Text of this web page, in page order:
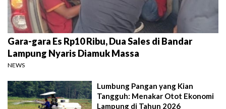
Gara-gara Es Rp10 Ribu, Dua Sales di Bandar
Lampung Nyaris Diamuk Massa
NEWS
Lumbung Pangan yang Kian
Tangguh: Menakar Otot Ekonomi
Lampung di Tahun 2026